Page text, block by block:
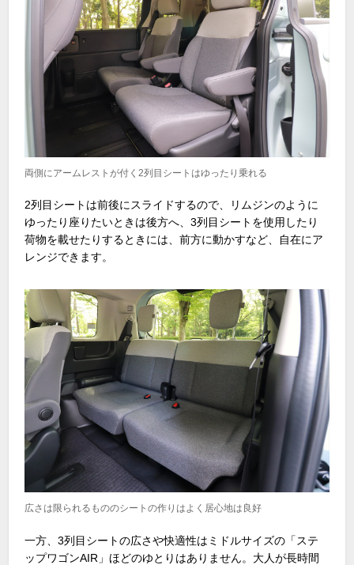
両側にアームレストが付く2列目シートはゆったり乗れる
2列目シートは前後にスライドするので、リムジンのように
ゆったり座りたいときは後方へ、3列目シートを使用したり
荷物を載せたりするときには、前方に動かすなど、自在にア
レンジできます。
広さは限られるもののシートの作りはよく居心地は良好
一方、3列目シートの広さや快適性はミドルサイズの「ステ
ップワゴンAIR 」ほどのゆとりはありません。大人が長時間